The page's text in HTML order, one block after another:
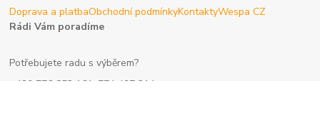
Doprava a platbaObchodní podmínkyKontaktyWespa CZ
Rádi Vám poradíme
Potřebujete radu s výběrem?
+420 776 853 161, 774 497 314